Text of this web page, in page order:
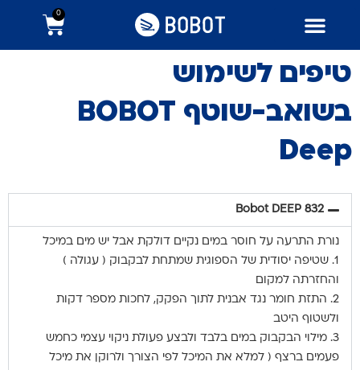
0
טיפים לשימוש
בשואב-שוטף BOBOT
Deep
Bobot DEEP 832
נורת התרעה על חוסר במים נקיים דולקת אבל יש מים במיכל
1. שטיפה יסודית של הספוגית שמתחת לבקבוק ( עגולה )
והחזרתה למקום
2. התזת חומר נגד אבנית לתוך הפקק, לחכות מספר דקות
ולשטוף היטב
3. מילוי הבקבוק במים בלבד ולבצע פעולת ניקוי עצמי כחמש
פעמים ברצף ( למלא את המיכל לפי הצורך ולרוקן את מיכל